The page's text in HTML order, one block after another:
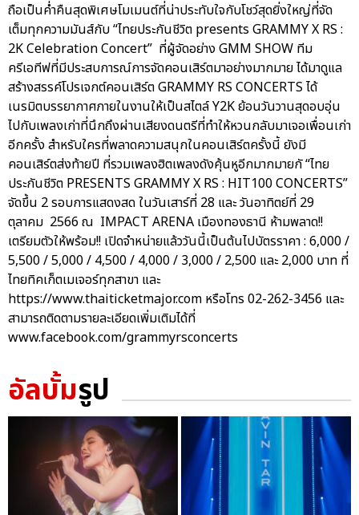
ถือเป็นค่ำคืนสุดพิเศษโมเมนต์ที่น่าประทับใจกับโชว์สุดยิ่งใหญ่ที่จัด
เต็มทุกความมันส์กับ “ไทยประกันชีวิต presents GRAMMY X RS :
2K Celebration Concert” ที่ผู้จัดอย่าง GMM SHOW ทีม
ครีเอทีฟที่มีประสบการณ์การจัดคอนเสิร์ตมาอย่างมากมาย ได้มาดูแล
สร้างสรรค์โปรเจกต์คอนเสิร์ต GRAMMY RS CONCERTS ได้
เนรมิตบรรยากาศภายในงานให้เป็นสไตล์ Y2K ย้อนวันวานสุดอบอุ่น
ไปกับเพลงเก่าที่นึกถึงผ่านเสียงดนตรีที่ทำให้หวนกลับมาเจอเพื่อนเก่า
อีกครั้ง สำหรับใครที่พลาดความสนุกในคอนเสิร์ตครั้งนี้ ยังมี
คอนเสิร์ตส่งท้ายปี ที่รวมเพลงฮิตเพลงดังคุ้นหูอีกมากมายกั “ไทย
ประกันชีวิต PRESENTS GRAMMY X RS : HIT100 CONCERTS”
จัดขึ้น 2 รอบการแสดงสด ในวันเสาร์ที่ 28 และ วันอาทิตย์ที่ 29
ตุลาคม 2566 ณ IMPACT ARENA เมืองทองธานี ห้ามพลาด!!
เตรียมตัวให้พร้อม!! เปิดจำหน่ายแล้ววันนี้เป็นต้นไปบัตรราคา : 6,000 /
5,500 / 5,000 / 4,500 / 4,000 / 3,000 / 2,500 และ 2,000 บาท ที่
ไทยทิคเก็ตเมเจอร์ทุกสาขา และ
https://www.thaiticketmajor.com หรือโทร 02-262-3456 และ
สามารถติดตามรายละเอียดเพิ่มเติมได้ที่
www.facebook.com/grammyrsconcerts
อัลบั้มรูป